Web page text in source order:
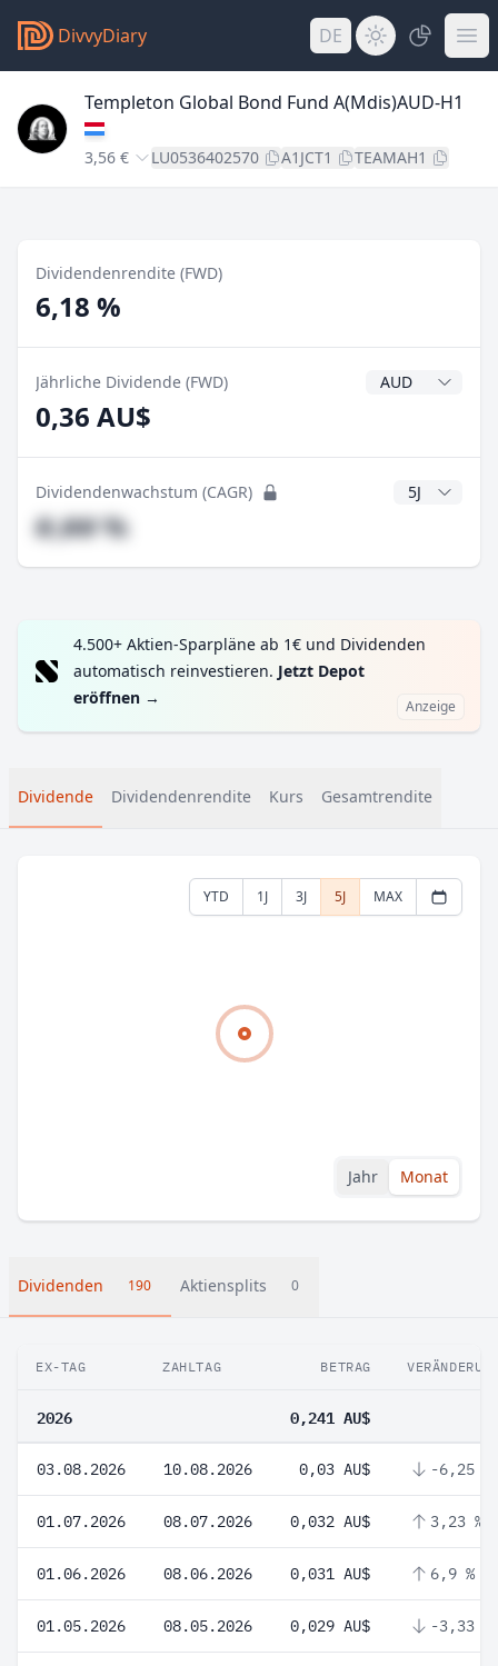
DivvyDiary DE
Templeton Global Bond Fund A(Mdis)AUD-H1
3,56 € LU0536402570 A1JCT1 TEAMAH1
Dividendenrendite (FWD)
6,18 %
Jährliche Dividende (FWD)
0,36 AU$
Dividendenwachstum (CAGR) CAGR Jahre
#,## %
4.500+ Aktien-Sparpläne ab 1€ und Dividenden
automatisch reinvestieren. Jetzt Depot
eröffnen → Anzeige
Dividende Dividendenrendite Kurs Gesamtrendite
YTD 1J 3J 5J MAX
Jahr Monat
Dividenden 190 Aktiensplits 0
EX-TAG ZAHLTAG BETRAG
2026 0,241 AU$
03.08.2026 10.08.2026 0,03 AU$ -6,25 %
01.07.2026 08.07.2026 0,032 AU$ 3,23 %
01.06.2026 08.06.2026 0,031 AU$ 6,9 %
01.05.2026 08.05.2026 0,029 AU$ -3,33 %